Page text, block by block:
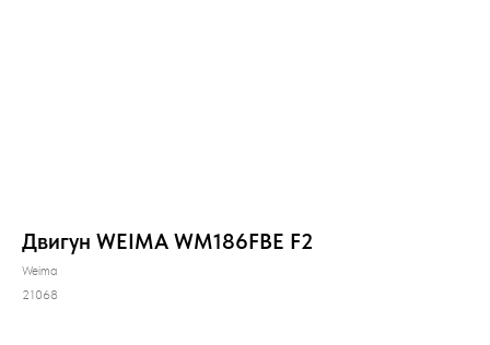
Двигун WEIMA WM186FВЕ F2
Weima
21068